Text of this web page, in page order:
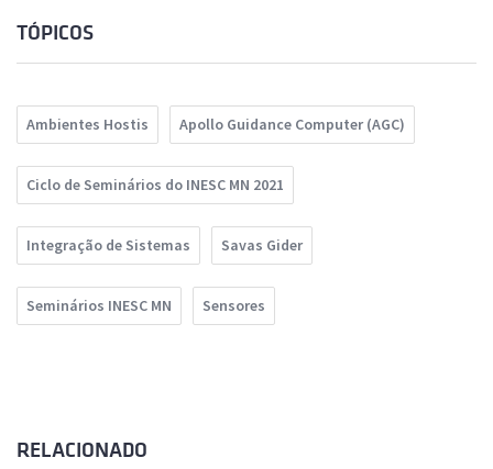
TÓPICOS
Ambientes Hostis Apollo Guidance Computer (AGC)
Ciclo de Seminários do INESC MN 2021
Integração de Sistemas Savas Gider
Seminários INESC MN Sensores
RELACIONADO